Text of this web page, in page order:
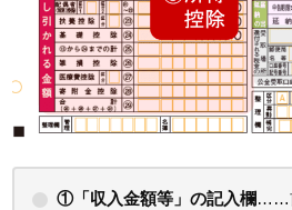
①「収入金額等」の記入欄……